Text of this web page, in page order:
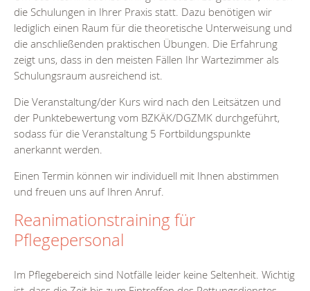
die Schulungen in Ihrer Praxis statt. Dazu benötigen wir
lediglich einen Raum für die theoretische Unterweisung und
die anschließenden praktischen Übungen. Die Erfahrung
zeigt uns, dass in den meisten Fällen Ihr Wartezimmer als
Schulungsraum ausreichend ist.
Die Veranstaltung/der Kurs wird nach den Leitsätzen und
der Punktebewertung vom BZKÄK/DGZMK durchgeführt,
sodass für die Veranstaltung 5 Fortbildungspunkte
anerkannt werden.
Einen Termin können wir individuell mit Ihnen abstimmen
und freuen uns auf Ihren Anruf.
Reanimationstraining für
Pflegepersonal
Im Pflegebereich sind Notfälle leider keine Seltenheit. Wichtig